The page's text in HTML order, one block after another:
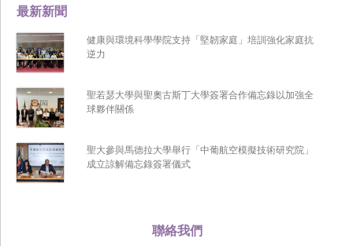
聯絡我們
最新新聞
健康與環境科學學院支持「堅韌家庭」培訓強化家庭抗
逆力
聖若瑟大學與聖奧古斯丁大學簽署合作備忘錄以加強全
球夥伴關係
聖大參與馬德拉大學舉行「中葡航空模擬技術研究院」
成立諒解備忘錄簽署儀式